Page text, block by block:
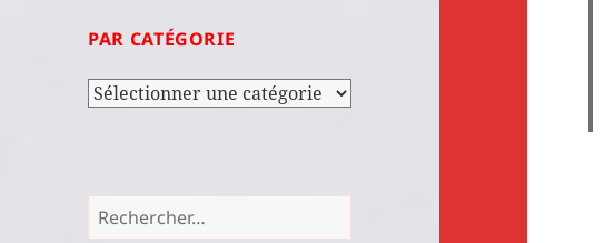
PAR CATÉGORIE
Par
Rechercher :